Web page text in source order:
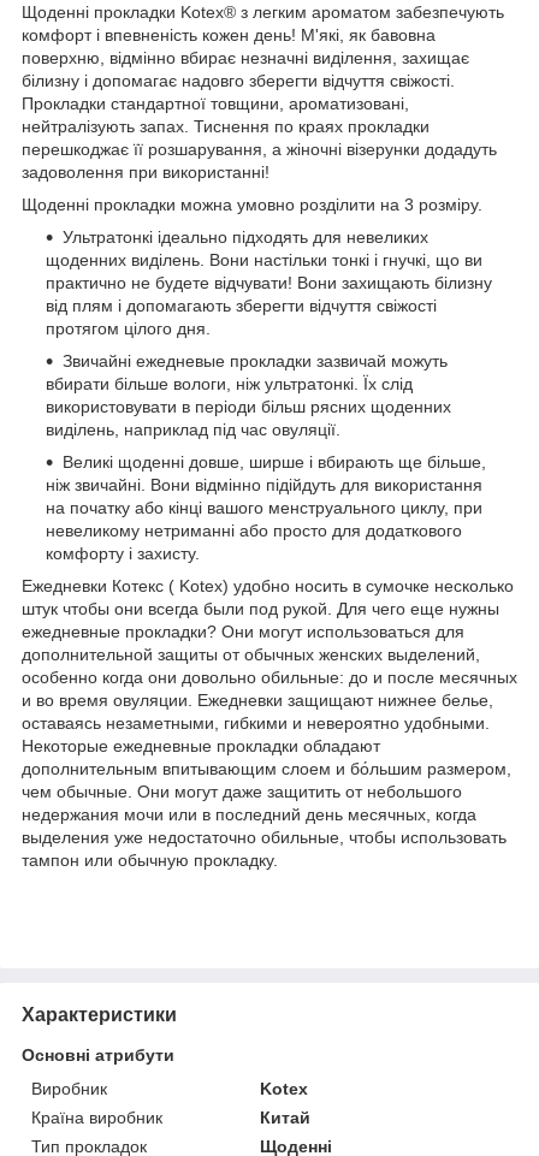
Щоденні прокладки Kotex® з легким ароматом забезпечують
комфорт і впевненість кожен день! М'які, як бавовна
поверхню, відмінно вбирає незначні виділення, захищає
білизну і допомагає надовго зберегти відчуття свіжості.
Прокладки стандартної товщини, ароматизовані,
нейтралізують запах. Тиснення по краях прокладки
перешкоджає її розшарування, а жіночні візерунки додадуть
задоволення при використанні!
Щоденні прокладки можна умовно розділити на 3 розміру.
Ультратонкі ідеально підходять для невеликих
щоденних виділень. Вони настільки тонкі і гнучкі, що ви
практично не будете відчувати! Вони захищають білизну
від плям і допомагають зберегти відчуття свіжості
протягом цілого дня.
Звичайні ежедневые прокладки зазвичай можуть
вбирати більше вологи, ніж ультратонкі. Їх слід
використовувати в періоди більш рясних щоденних
виділень, наприклад під час овуляції.
Великі щоденні довше, ширше і вбирають ще більше,
ніж звичайні. Вони відмінно підійдуть для використання
на початку або кінці вашого менструального циклу, при
невеликому нетриманні або просто для додаткового
комфорту і захисту.
Ежедневки Котекс ( Kotex) удобно носить в сумочке несколько
штук чтобы они всегда были под рукой. Для чего еще нужны
ежедневные прокладки? Они могут использоваться для
дополнительной защиты от обычных женских выделений,
особенно когда они довольно обильные: до и после месячных
и во время овуляции. Ежедневки защищают нижнее белье,
оставаясь незаметными, гибкими и невероятно удобными.
Некоторые ежедневные прокладки обладают
дополнительным впитывающим слоем и бо́льшим размером,
чем обычные. Они могут даже защитить от небольшого
недержания мочи или в последний день месячных, когда
выделения уже недостаточно обильные, чтобы использовать
тампон или обычную прокладку.
Характеристики
Основні атрибути
Виробник
Kotex
Країна виробник
Китай
Тип прокладок
Щоденні